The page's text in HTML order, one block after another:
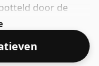
door de
2008. Dit kan
een hogere
geleverd in de